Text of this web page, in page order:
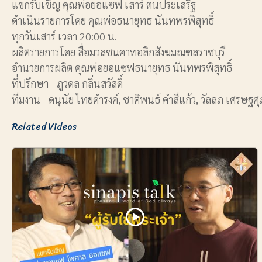
แขกรับเชิญ คุณพ่อยอแซฟ เสาร์ ตนประเสริฐ
ดำเนินรายการโดย คุณพ่อธนายุทธ นันทพรพิสุทธิ์
ทุกวันเสาร์ เวลา 20:00 น.
ผลิตรายการโดย สื่อมวลชนคาทอลิกสังฆมณฑลราชบุรี
อำนวยการผลิต คุณพ่อยอแซฟธนายุทธ นันทพรพิสุทธิ์
ที่ปรึกษา - ภูวดล กลิ่นสวัสดิ์
ทีมงาน - ดนุนัย ไทยดำรงค์, ชาติพนธ์ คำสีแก้ว, วัลลภ เศรษฐ
Related Videos